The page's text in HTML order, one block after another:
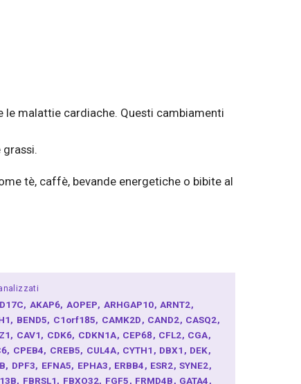
le malattie cardiache. Questi cambiamenti
tè, caffè, bevande energetiche o bibite al
AKAP6 AOPEP ARHGAP10 ARNT2
BEND5 C1orf185 CAMK2D CAND2 CASQ2
CAV1 CDK6 CDKN1A CEP68 CFL2 CGA
CPEB4 CREB5 CUL4A CYTH1 DBX1 DEK
DPF3 EFNA5 EPHA3 ERBB4 ESR2 SYNE2
FBRSL1 FBXO32 FGF5 FRMD4B GATA4